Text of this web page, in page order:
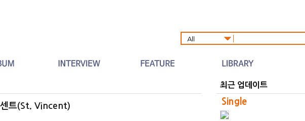
All
트(St. Vincent)
최근 업데이트
Single